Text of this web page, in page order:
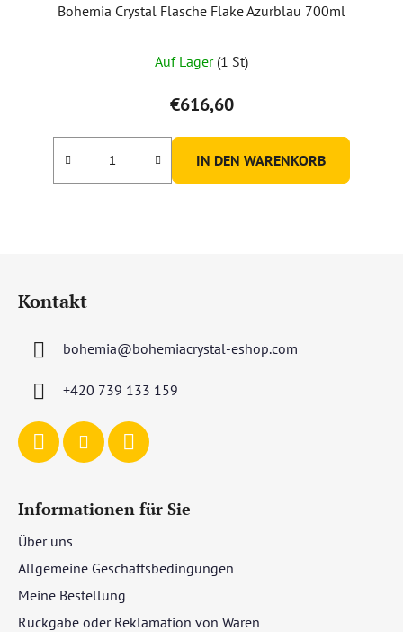
Bohemia Crystal Flasche Flake Azurblau 700ml
Auf Lager (1 St)
€616,60
IN DEN WARENKORB
Kontakt
bohemia@bohemiacrystal-eshop.com
+420 739 133 159
Informationen für Sie
Über uns
Allgemeine Geschäftsbedingungen
Meine Bestellung
Rückgabe oder Reklamation von Waren